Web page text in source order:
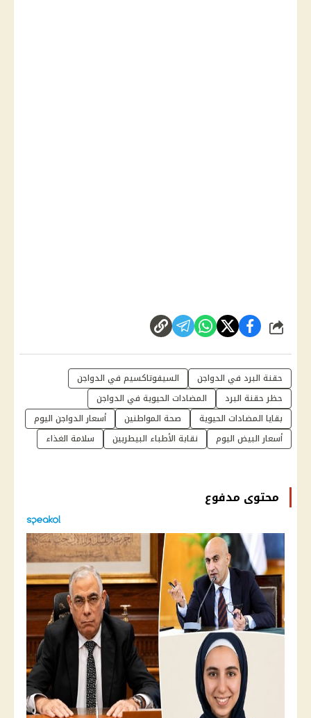
شارك
حقنة البرد في الدواجن
السيفوتاكسيم في الدواجن
حظر حقنة البرد
المضادات الحيوية في الدواجن
بقايا المضادات الحيوية
صحة المواطنين
أسعار الدواجن اليوم
أسعار البيض اليوم
نقابة الأطباء البيطريين سلامة الغذاء
محتوى مدفوع